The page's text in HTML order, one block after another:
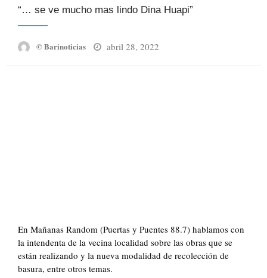
“… se ve mucho mas lindo Dina Huapi”
© Barinoticias
Posted
abril 28, 2022
En Mañanas Random (Puertas y Puentes 88.7) hablamos con
la intendenta de la vecina localidad sobre las obras que se
están realizando y la nueva modalidad de recolección de
basura, entre otros temas.